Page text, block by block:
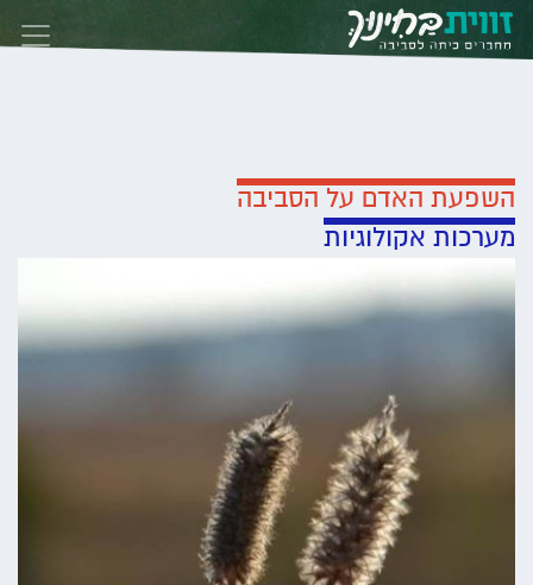
Skip to content
השפעת האדם על הסביבה
מערכות אקולוגיות